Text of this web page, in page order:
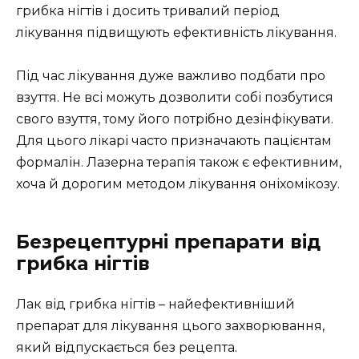
грибка нігтів і досить тривалий період
лікування підвищують ефективність лікування.
Під час лікування дуже важливо подбати про
взуття. Не всі можуть дозволити собі позбутися
свого взуття, тому його потрібно дезінфікувати.
Для цього лікарі часто призначають пацієнтам
формалін. Лазерна терапія також є ефективним,
хоча й дорогим методом лікування оніхомікозу.
Безрецептурні препарати від
грибка нігтів
Лак від грибка нігтів – найефективніший
препарат для лікування цього захворювання,
який відпускається без рецепта.